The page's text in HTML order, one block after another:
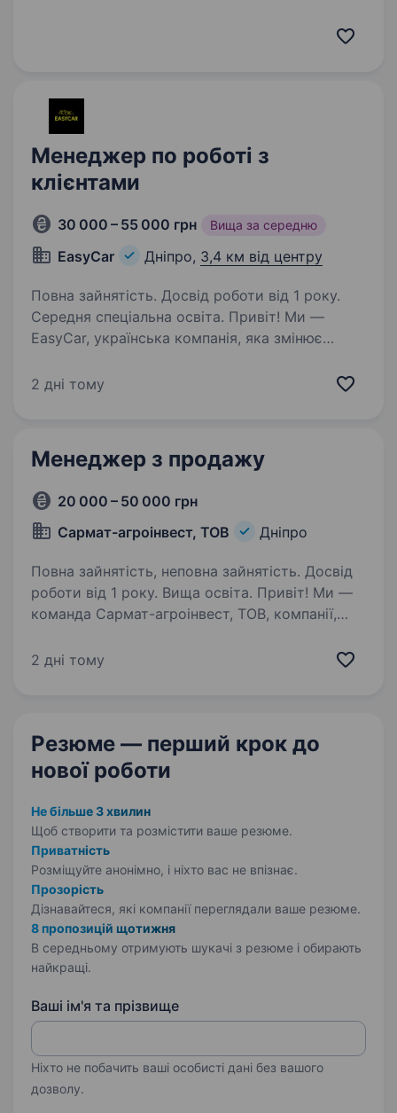
Менеджер по роботі з
клієнтами
30 000 – 55 000 грн Вища за середню
EasyCar Дніпро, 3,4 км від центру
Повна зайнятість. Досвід роботи від 1 року.
Середня спеціальна освіта. Привіт! Ми —
EasyCar, українська компанія, яка змінює
Україні. Наша мета — зробити автомобіль
2 дні тому
Менеджер з продажу
20 000 – 50 000 грн
Сармат-агроінвест, ТОВ
Дніпро
Повна зайнятість, неповна зайнятість. Досвід
роботи від 1 року. Вища освіта. Привіт! Ми —
команда Сармат-агроінвест, ТОВ, компанії,
рослин, насіння, мікродобрив, а також надає
2 дні тому
Резюме — перший крок до
нової роботи
Не більше 3 хвилин
Щоб створити та розмістити ваше резюме.
Приватність
Розміщуйте анонімно, і ніхто вас не впізнає.
Прозорість
Дізнавайтеся, які компанії переглядали ваше резюме.
8 пропозицій щотижня
В середньому отримують шукачі з резюме і обирають
найкращі.
Ваші ім'я та прізвище
Ніхто не побачить ваші особисті дані без вашого
дозволу.